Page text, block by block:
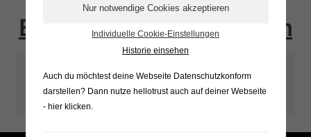
Schiebemuffe
Bestellung vervollständigen
Individuelle Cookie-Einstellungen
Historie einsehen
Auch du möchtest deine Webseite Datenschutzkonform
darstellen? Dann nutze hellotrust auch auf deiner Webseite
- hier klicken.